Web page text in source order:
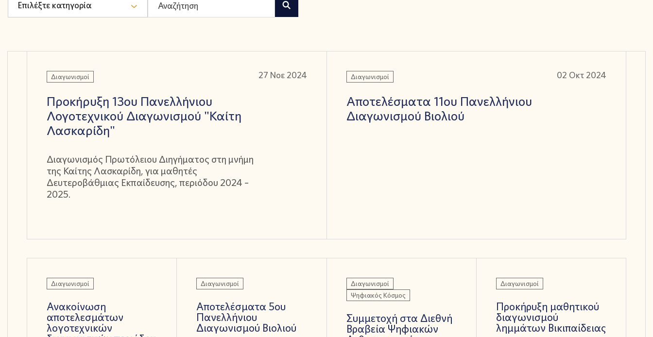
Επιλέξτε κατηγορία
Διαγωνισμοί
Προκήρυξη 13ου Πανελλήνιου
Λογοτεχνικού Διαγωνισμού "Καίτη
Λασκαρίδη"
Διαγωνισμός Πρωτόλειου Διηγήματος στη μνήμη
της Καίτης Λασκαρίδη, για μαθητές
Δευτεροβάθμιας Εκπαίδευσης, περιόδου 2024 –
2025.
27 Νοε 2024 Διαγωνισμοί
Αποτελέσματα 11ου Πανελλήνιου
Διαγωνισμού Βιολιού
02 Οκτ 2024
Διαγωνισμοί
Ανακοίνωση
αποτελεσμάτων
λογοτεχνικών
Διαγωνισμοί
Αποτελέσματα 5ου
Πανελλήνιου
Διαγωνισμού Βιολιού
Διαγωνισμοί
Ψηφιακός Κόσμος
Συμμετοχή στα Διεθνή
Βραβεία Ψηφιακών
Διαγωνισμοί
Προκήρυξη μαθητικού
διαγωνισμού
λημμάτων Βικιπαίδειας